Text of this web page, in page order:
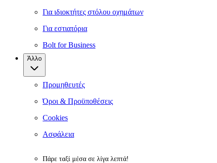
Για ιδιοκτήτες στόλου οχημάτων
Για εστιατόρια
Bolt for Business
Άλλο
Προμηθευτές
Όροι & Προϋποθέσεις
Cookies
Ασφάλεια
Πάρε ταξί μέσα σε λίγα λεπτά!